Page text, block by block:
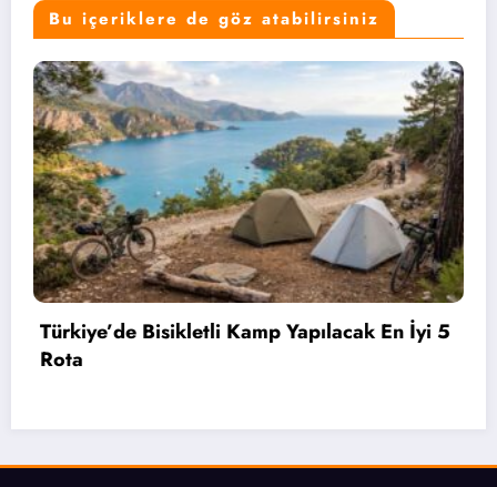
Bu içeriklere de göz atabilirsiniz
En İyi 5
Bahçelievler’de 2 Bin 71